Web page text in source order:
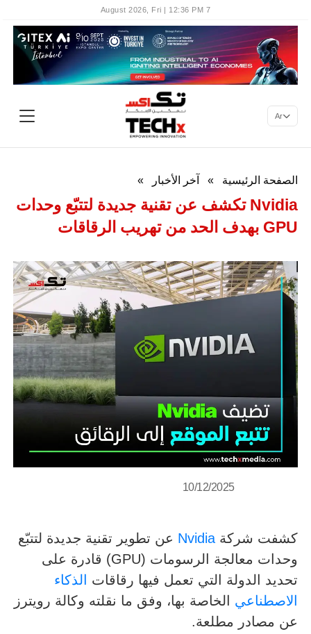
7 August 2026, Fri | 12:36 PM
Ar
الصفحة الرئيسية » آخر الأخبار »
Nvidia تكشف عن تقنية جديدة لتتبّع وحدات
GPU بهدف الحد من تهريب الرقاقات
10/12/2025
كشفت شركةNvidia عن تطوير تقنية جديدة لتتبّع
وحدات معالجة الرسومات (GPU) قادرة على
تحديد الدولة التي تعمل فيها رقاقات
الذكاء
الاصطناعي الخاصة بها، وفق ما نقلته وكالة رويترز
عن مصادر مطلعة.